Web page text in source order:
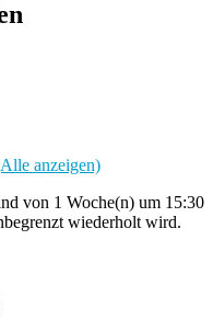
anzeigen)
von 1 Woche(n) um 15:30
wiederholt wird.